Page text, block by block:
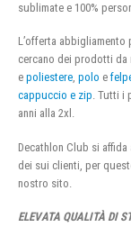
sublimate e 100%
L’offerta
cercano dei prodotti
e poliestere, polo e
cappuccio e zip. Tutti i
anni alla 2xl.
Decathlon Club si
dei sui clienti, per
nostro sito.
ELEVATA QUALITÀ DI